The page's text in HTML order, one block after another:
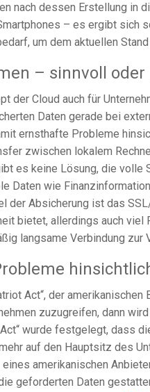
nach dessen Erstellung in
– es ergibt sich
um dem aktuellen Stand
– sinnvoll oder
der Cloud auch für
Daten gerade bei
ernsthafte Probleme
zwischen lokalem
es keine Lösung, die volle
Daten wie
der Absicherung ist das
bietet, allerdings auch
langsame Verbindung zur
Act“, der
zuzugreifen, dann
wurde festgelegt, dass
auf den Hauptsitz des
amerikanischen
geforderten Daten